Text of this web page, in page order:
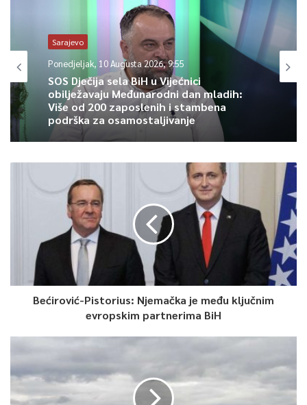
Sarajevo
Ponedjeljak, 10 Augusta 2026, 9:55
SOS Dječija sela BiH u Vijećnici
obilježavaju Međunarodni dan mladih:
Više od 200 zaposlenih i stambena
podrška za osamostaljivanje
Bećirović-Pistorius: Njemačka je među ključnim
evropskim partnerima BiH